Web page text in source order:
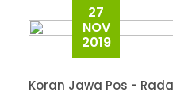
27
NOV
2019
Koran Jawa Pos -